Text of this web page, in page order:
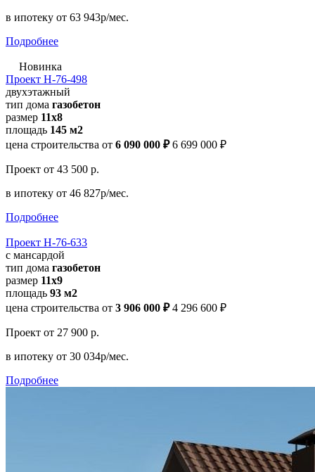
в ипотеку от 63 943р/мес.
Подробнее
Новинка
Проект Н-76-498
двухэтажный
тип дома газобетон
размер 11х8
площадь 145 м2
цена строительства от 6 090 000 ₽ 6 699 000 ₽
Проект от 43 500 р.
в ипотеку от 46 827р/мес.
Подробнее
Проект Н-76-633
с мансардой
тип дома газобетон
размер 11x9
площадь 93 м2
цена строительства от 3 906 000 ₽ 4 296 600 ₽
Проект от 27 900 р.
в ипотеку от 30 034р/мес.
Подробнее